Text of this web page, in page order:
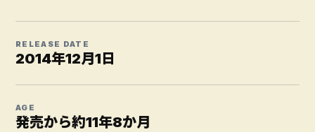
RELEASE DATE
2014年12月1日
AGE
発売から約11年8か月